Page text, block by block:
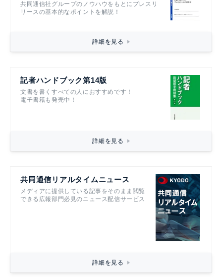
共同通信社グループのノウハウをもとにプレスリ
リースの基本的なポイントを解説！
詳細を見る
記者ハンドブック第14版
文書を書くすべての人におすすめです！
電子書籍も発売中！
詳細を見る
共同通信リアルタイムニュース
メディアに提供している記事をそのまま閲覧
できる広報部門必見のニュース配信サービス
詳細を見る